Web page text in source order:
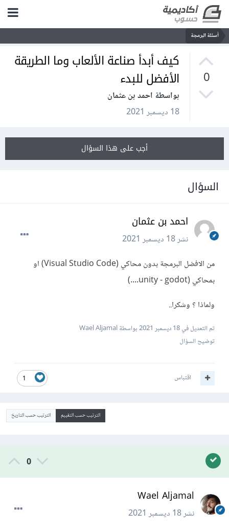
أسئلة البرمجة
0
كيف أبدأ صناعة الألعاب وما الطريقة
الأفضل للبدء
بواسطة احمد بن عثمان
18 ديسمبر 2021
أجب على هذا السؤال
السؤال
احمد بن عثمان
نشر18 ديسمبر 2021
من الافضل البرمجة بدون محاكي (Visual Studio Code) او
بمحاكي (unity - godot....)
ولماذا ؟ وشكرا..
تم التعديل في18 ديسمبر 2021
بواسطة Wael Aljamal
توضيح السؤال
1 اقتباس
الترتيب حسب التقييم الترتيب حسب التاريخ
0
Wael Aljamal
نشر18 ديسمبر 2021